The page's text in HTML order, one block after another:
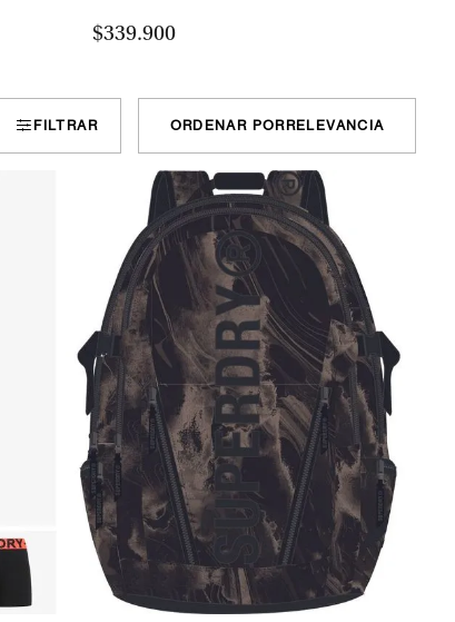
$339.900
FILTRAR ORDENAR PORRELEVANCIA